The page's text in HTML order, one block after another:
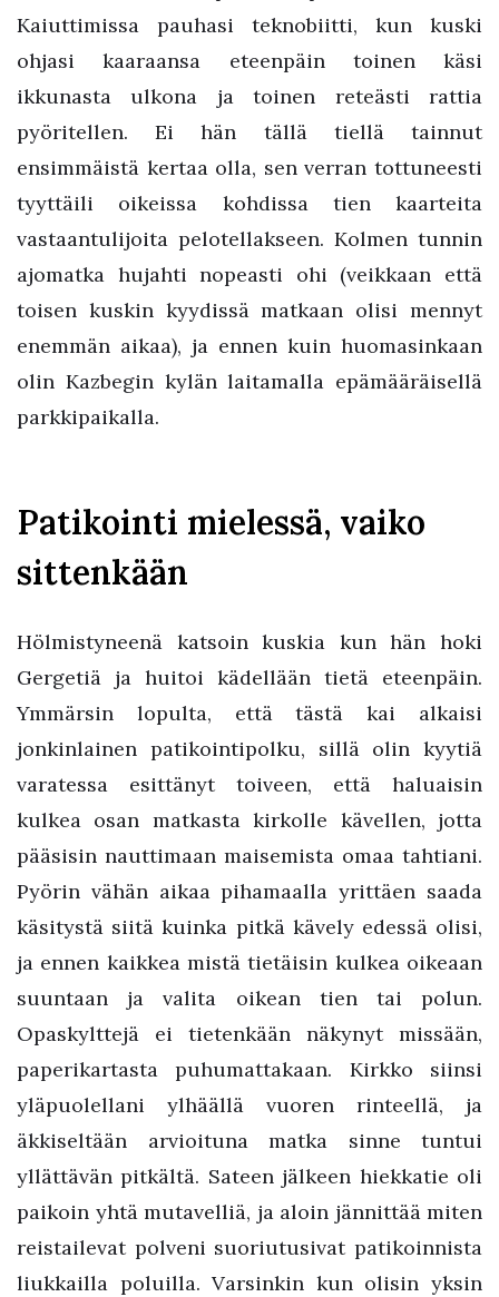
Kaiuttimissa pauhasi teknobiitti, kun kuski
ohjasi kaaraansa eteenpäin toinen käsi
ikkunasta ulkona ja toinen reteästi rattia
pyöritellen. Ei hän tällä tiellä tainnut
ensimmäistä kertaa olla, sen verran tottuneesti
tyyttäili oikeissa kohdissa tien kaarteita
vastaantulijoita pelotellakseen. Kolmen tunnin
ajomatka hujahti nopeasti ohi (veikkaan että
toisen kuskin kyydissä matkaan olisi mennyt
enemmän aikaa), ja ennen kuin huomasinkaan
olin Kazbegin kylän laitamalla epämääräisellä
parkkipaikalla.
Patikointi mielessä, vaiko
sittenkään
Hölmistyneenä katsoin kuskia kun hän hoki
Gergetiä ja huitoi kädellään tietä eteenpäin.
Ymmärsin lopulta, että tästä kai alkaisi
jonkinlainen patikointipolku, sillä olin kyytiä
varatessa esittänyt toiveen, että haluaisin
kulkea osan matkasta kirkolle kävellen, jotta
pääsisin nauttimaan maisemista omaa tahtiani.
Pyörin vähän aikaa pihamaalla yrittäen saada
käsitystä siitä kuinka pitkä kävely edessä olisi,
ja ennen kaikkea mistä tietäisin kulkea oikeaan
suuntaan ja valita oikean tien tai polun.
Opaskylttejä ei tietenkään näkynyt missään,
paperikartasta puhumattakaan. Kirkko siinsi
yläpuolellani ylhäällä vuoren rinteellä, ja
äkkiseltään arvioituna matka sinne tuntui
yllättävän pitkältä. Sateen jälkeen hiekkatie oli
paikoin yhtä mutavelliä, ja aloin jännittää miten
reistailevat polveni suoriutusivat patikoinnista
liukkailla poluilla. Varsinkin kun olisin yksin